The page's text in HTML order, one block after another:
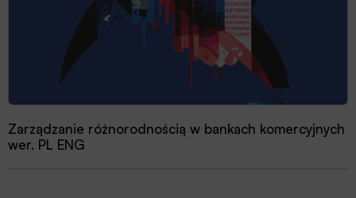
Zarządzanie różnorodnością w bankach komercyjnych
wer. PL ENG